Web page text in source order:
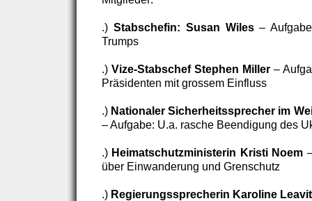
.) Stabschefin: Susan Wiles–
Trumps
.) Vize-Stabschef Stephen Miller –
Präsidenten mit grossem Einfluss
.) Nationaler Sicherheitssprecher im
– Aufgabe: U.a. rasche Beendigung des
.) Heimatschutzministerin Kristi Noem
über Einwanderung und Grenschutz
.) Regierungssprecherin Karoline